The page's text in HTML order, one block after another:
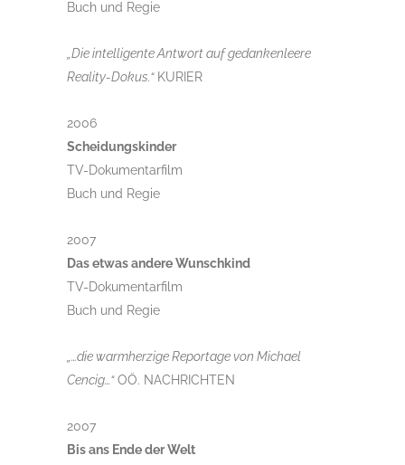
Buch und Regie
„Die intelligente Antwort auf gedankenleere
Reality-Dokus.“KURIER
2006
Scheidungskinder
TV-Dokumentarfilm
Buch und Regie
2007
Das etwas andere Wunschkind
TV-Dokumentarfilm
Buch und Regie
„…die warmherzige Reportage von Michael
Cencig…“OÖ. NACHRICHTEN
2007
Bis ans Ende der Welt